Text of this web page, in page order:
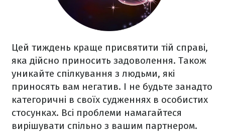
Цей тиждень краще присвятити тій справі,
яка дійсно приносить задоволення. Також
уникайте спілкування з людьми, які
приносять вам негатив. І не будьте занадто
категоричні в своїх судженнях в особистих
стосунках. Всі проблеми намагайтеся
вирішувати спільно з вашим партнером.